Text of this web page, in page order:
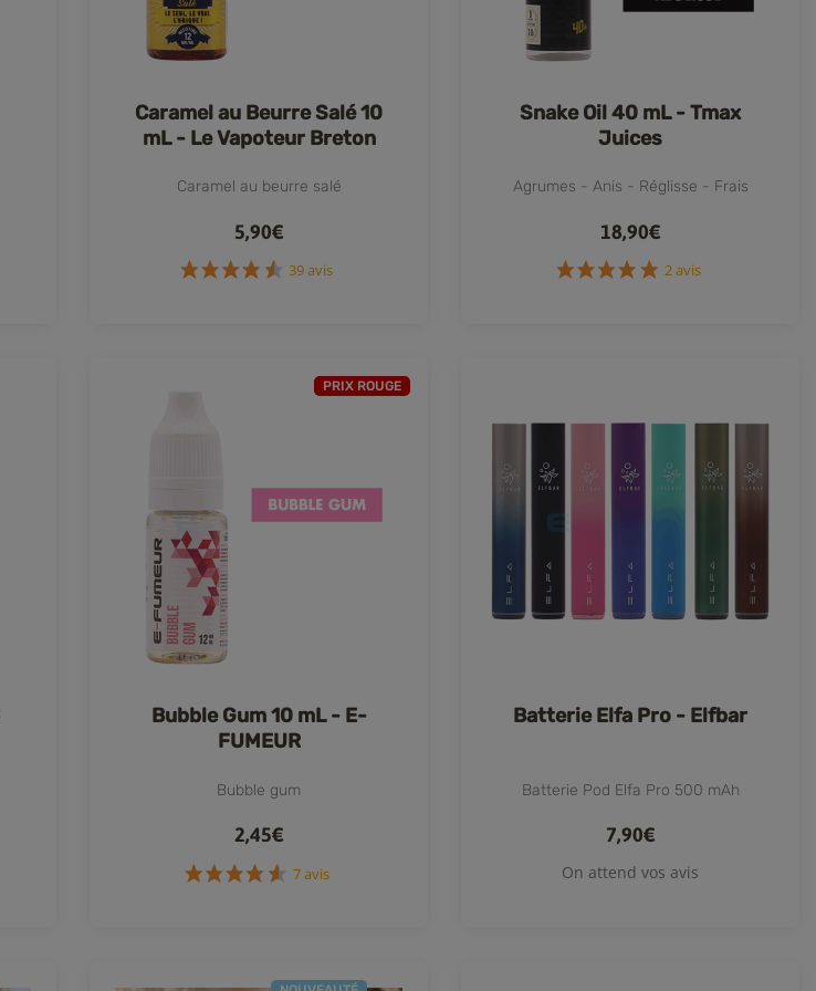
Caramel au Beurre Salé 10
mL - Le Vapoteur Breton
Caramel au beurre salé
5,90€
Snake Oil 40 mL - Tmax
Juices
Agrumes - Anis - Réglisse - Frais
18,90€
PRIX ROUGE
Bubble Gum 10 mL - E-
FUMEUR
Bubble gum
2,45€
Batterie Elfa Pro - Elfbar
Batterie Pod Elfa Pro 500 mAh
7,90€
On attend vos avis